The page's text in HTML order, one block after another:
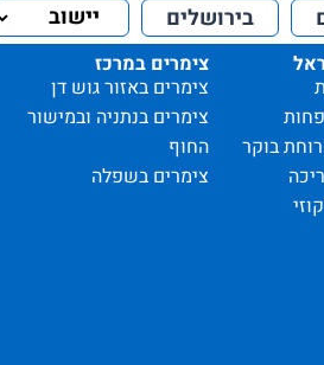
בירושלים
בוקר
צימרים במרכז
צימרים באזור גוש דן
צימרים בנתניה ובמישור
החוף
צימרים בשפלה